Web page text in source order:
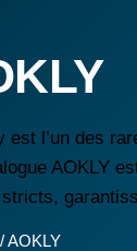
est l’un des
AOKLY
/ AOKLY